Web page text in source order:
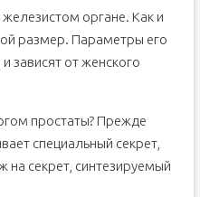
органе. Как и
размер. Параметры его
зависят от женского
простаты? Прежде
специальный секрет,
на секрет, синтезируемый